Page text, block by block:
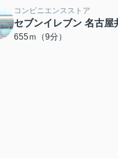
コンビニエンスストア
セブンイレブン 名古屋
655ｍ（9分）